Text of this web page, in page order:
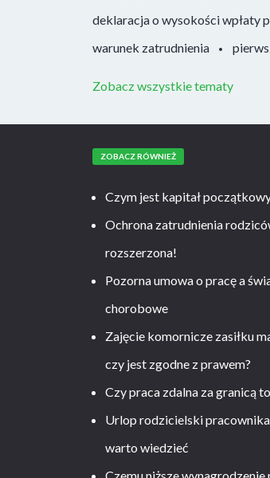
deklaracja o wysokości wpłaty
warunek zatrudnienia
Zobacz wszystkie tematy
ZOBACZ RÓWNIEŻ
Czym jest kapitał
Ochrona zatrudnienia
rozszerzona!
Pozorna umowa o pracę a
chorobowe
Zajęcie komornicze zasiłku
czy jest zgodne z prawem?
Czy praca zdalna za granicą
Urlop rodzicielski
warto wiedzieć